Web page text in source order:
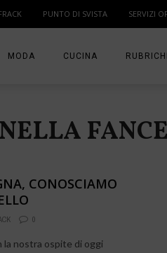
PUNTO DI SVISTA SERVIZI
MODA CUCINA
ANGOLO
CONOSCIAMO
0
la nostra ospite di oggi